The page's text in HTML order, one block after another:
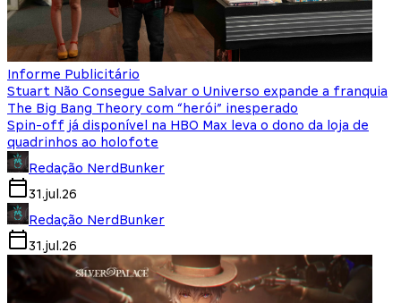
Informe Publicitário
Stuart Não Consegue Salvar o Universo expande a franquia
The Big Bang Theory com “herói” inesperado
Spin-off já disponível na HBO Max leva o dono da loja de
quadrinhos ao holofote
Redação NerdBunker
31.jul.26
Redação NerdBunker
31.jul.26